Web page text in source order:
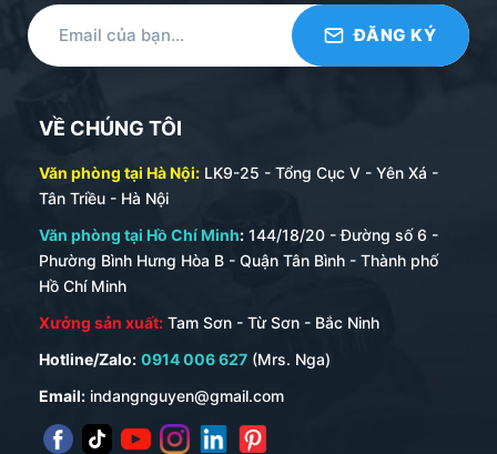
VỀ CHÚNG TÔI
Văn phòng tại Hà Nội: LK9-25 - Tổng Cục V - Yên Xá -
Tân Triều - Hà Nội
Văn phòng tại Hồ Chí Minh: 144/18/20 - Đường số 6 -
Phường Bình Hưng Hòa B - Quận Tân Bình - Thành phố
Hồ Chí Minh
Xưởng sản xuất: Tam Sơn - Từ Sơn - Bắc Ninh
Hotline/Zalo: 0914 006 627 (Mrs. Nga)
Email: indangnguyen@gmail.com